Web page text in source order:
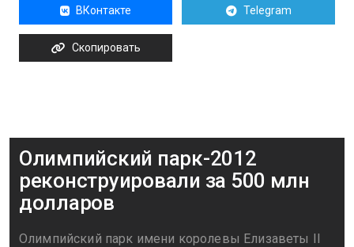
ВКонтакте Telegram
Скопировать
Олимпийский парк-2012
реконструировали за 500 млн
долларов
Олимпийский парк имени королевы Елизаветы II